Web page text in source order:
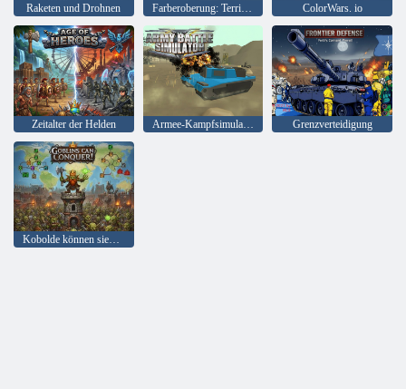
Raketen und Drohnen Farberoberung: Territorialkrieg ColorWars. io
Zeitalter der Helden Armee-Kampfsimulator Grenzverteidigung
Kobolde können siegen!